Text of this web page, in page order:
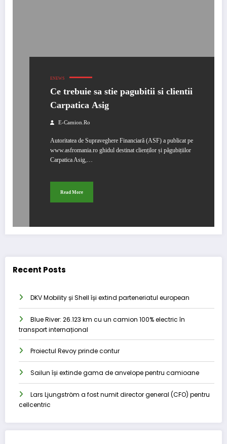
ENEWS
Ce trebuie sa stie pagubitii si clientii
Carpatica Asig
E-Camion.ro
Autoritatea de Supraveghere Financiară (ASF) a publicat pe
www.asfromania.ro ghidul destinat clienților și păgubițiilor
Carpatica Asig,…
Read More
Recent Posts
DKV Mobility și Shell își extind parteneriatul european
Blue River: 26.123 km cu un camion 100% electric în
transport internațional
Proiectul Revoy prinde contur
Sailun își extinde gama de anvelope pentru camioane
Lars Ljungström a fost numit director general (CFO) pentru
cellcentric